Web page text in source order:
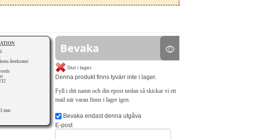
återkomst
mm
Bevaka
Slut i lager.
Denna produkt finns tyvärr inte i lager.
Fyll i ditt namn och din epost nedan så skickar vi ett
mail när varan finns i lager igen.
Bevaka endast denna utgåva
E-post